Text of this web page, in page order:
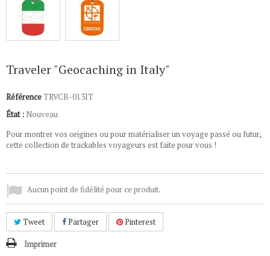
Traveler "Geocaching in Italy"
RéférenceTRVCB-013IT
État : Nouveau
Pour montrer vos origines ou pour matérialiser un voyage passé ou futur,
cette collection de trackables voyageurs est faite pour vous !
Aucun point de fidélité pour ce produit.
Tweet Partager Pinterest
Imprimer